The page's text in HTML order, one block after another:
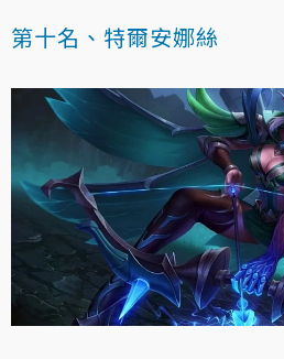
第十名、特爾安娜絲